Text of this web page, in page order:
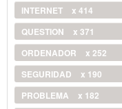
INTERNET
x 414
QUESTION
x 371
ORDENADOR
x 252
SEGURIDAD
x 190
PROBLEMA
x 182